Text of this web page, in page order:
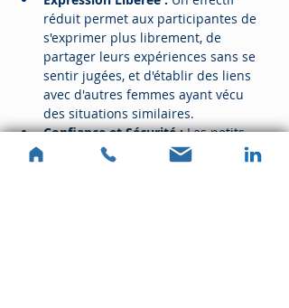
réduit permet aux participantes de
s'exprimer plus librement, de
partager leurs expériences sans se
sentir jugées, et d'établir des liens
avec d'autres femmes ayant vécu
des situations similaires.
Confiance et Sécurité : Les petits
groupes favorisent un climat de